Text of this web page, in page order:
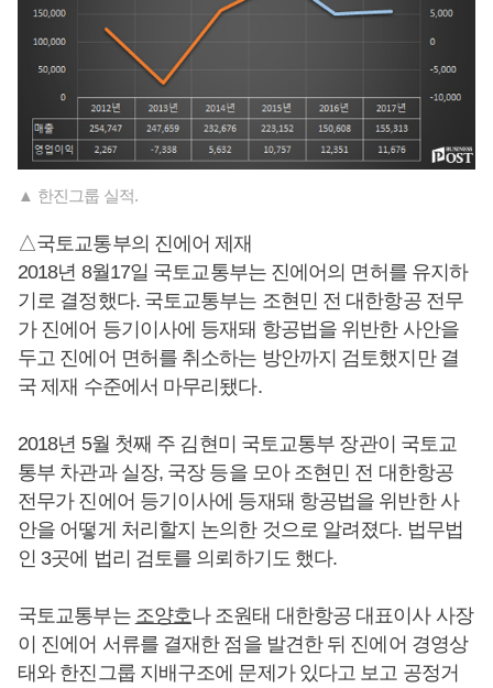
▲ 한진그룹 실적.
△국토교통부의 진에어 제재
2018년 8월17일 국토교통부는 진에어의 면허를 유지하
기로 결정했다. 국토교통부는 조현민 전 대한항공 전무
가 진에어 등기이사에 등재돼 항공법을 위반한 사안을
두고 진에어 면허를 취소하는 방안까지 검토했지만 결
국 제재 수준에서 마무리됐다.
2018년 5월 첫째 주 김현미 국토교통부 장관이 국토교
통부 차관과 실장, 국장 등을 모아 조현민 전 대한항공
전무가 진에어 등기이사에 등재돼 항공법을 위반한 사
안을 어떻게 처리할지 논의한 것으로 알려졌다. 법무법
인 3곳에 법리 검토를 의뢰하기도 했다.
국토교통부는 조양호나 조원태 대한항공 대표이사 사장
이 진에어 서류를 결재한 점을 발견한 뒤 진에어 경영상
태와 한진그룹 지배구조에 문제가 있다고 보고 공정거